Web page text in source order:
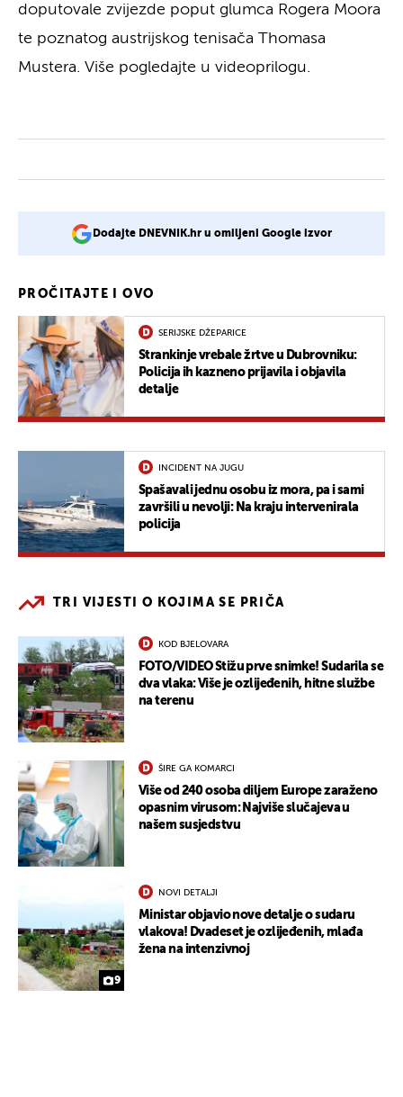
doputovale zvijezde poput glumca Rogera Moora
te poznatog austrijskog tenisača Thomasa
Mustera. Više pogledajte u videoprilogu.
Dodajte DNEVNIK.hr u omiljeni Google izvor
PROČITAJTE I OVO
SERIJSKE DŽEPARICE
Strankinje vrebale žrtve u Dubrovniku:
Policija ih kazneno prijavila i objavila
detalje
INCIDENT NA JUGU
Spašavali jednu osobu iz mora, pa i sami
završili u nevolji: Na kraju intervenirala
policija
TRI VIJESTI O KOJIMA SE PRIČA
KOD BJELOVARA
FOTO/VIDEO Stižu prve snimke! Sudarila se
dva vlaka: Više je ozlijeđenih, hitne službe
na terenu
ŠIRE GA KOMARCI
Više od 240 osoba diljem Europe zaraženo
opasnim virusom: Najviše slučajeva u
našem susjedstvu
9
NOVI DETALJI
Ministar objavio nove detalje o sudaru
vlakova! Dvadeset je ozlijeđenih, mlađa
žena na intenzivnoj